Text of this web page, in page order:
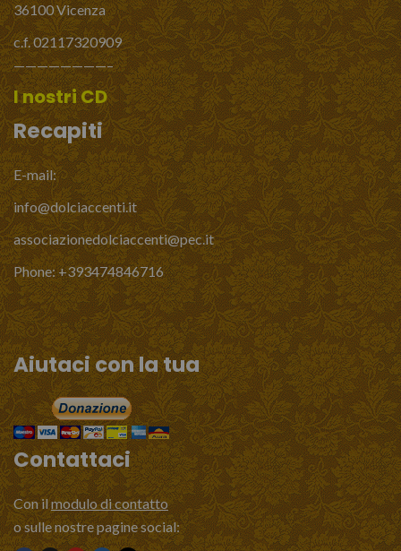
36100 Vicenza
c.f. 02117320909
————————–
I nostri CD
Recapiti
E-mail:
info@dolciaccenti.it
associazionedolciaccenti@pec.it
Phone: +393474846716
Aiutaci con la tua
Contattaci
Con ilmodulo di contatto
o sulle nostre pagine social:
English
Italiano